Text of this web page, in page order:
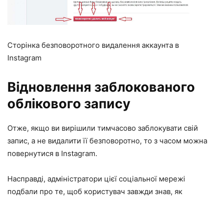
Сторінка безповоротного видалення аккаунта в
Instagram
Відновлення заблокованого
облікового запису
Отже, якщо ви вирішили тимчасово заблокувати свій
запис, а не видалити її безповоротно, то з часом можна
повернутися в Instagram.
Насправді, адміністратори цієї соціальної мережі
подбали про те, щоб користувач завжди знав, як